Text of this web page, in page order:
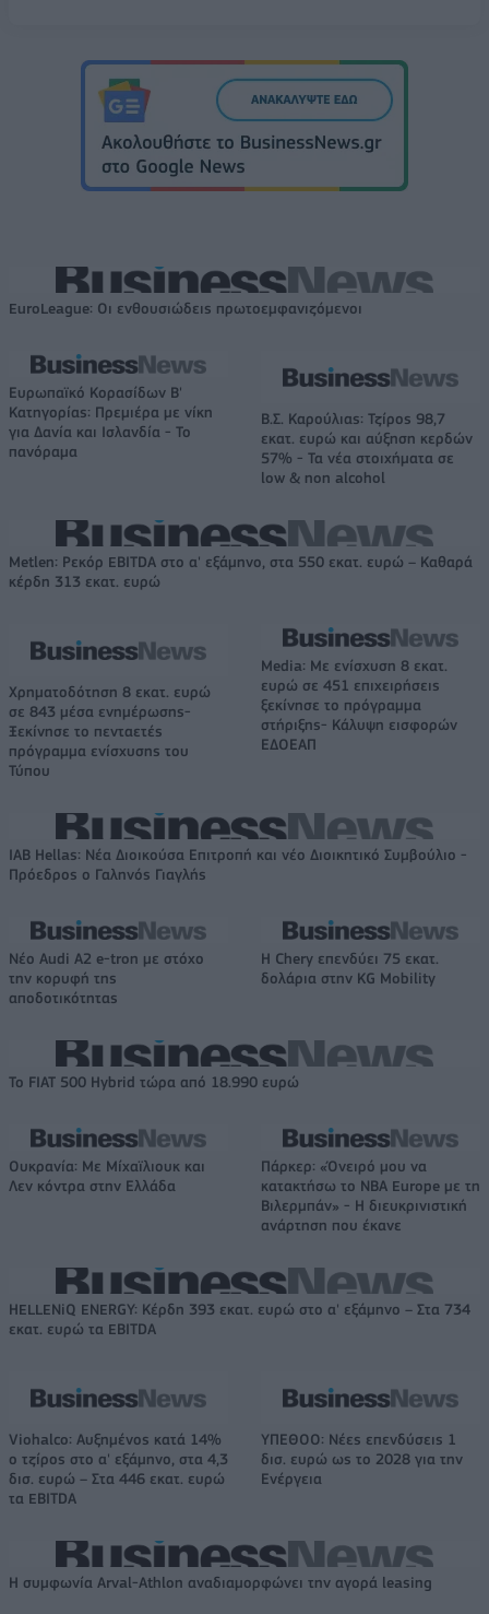
EuroLeague: Οι ενθουσιώδεις πρωτοεμφανιζόμενοι
Ευρωπαϊκό Κορασίδων Β'
Κατηγορίας: Πρεμιέρα με νίκη
για Δανία και Ισλανδία - Το
πανόραμα
Β.Σ. Καρούλιας: Τζίρος 98,7
εκατ. ευρώ και αύξηση κερδών
57% - Τα νέα στοιχήματα σε
low & non alcohol
Metlen: Ρεκόρ EBITDA στο α' εξάμηνο, στα 550 εκατ. ευρώ – Καθαρά
κέρδη 313 εκατ. ευρώ
Χρηματοδότηση 8 εκατ. ευρώ
σε 843 μέσα ενημέρωσης-
Ξεκίνησε το πενταετές
πρόγραμμα ενίσχυσης του
Τύπου
Media: Με ενίσχυση 8 εκατ.
ευρώ σε 451 επιχειρήσεις
ξεκίνησε το πρόγραμμα
στήριξης- Κάλυψη εισφορών
ΕΔΟΕΑΠ
IAB Hellas: Νέα Διοικούσα Επιτροπή και νέο Διοικητικό Συμβούλιο -
Πρόεδρος ο Γαληνός Γιαγλής
Νέο Audi A2 e-tron με στόχο
την κορυφή της
αποδοτικότητας
Η Chery επενδύει 75 εκατ.
δολάρια στην KG Mobility
Το FIAT 500 Hybrid τώρα από 18.990 ευρώ
Ουκρανία: Με Μίχαϊλιουκ και
Λεν κόντρα στην Ελλάδα
Πάρκερ: «Όνειρό μου να
κατακτήσω το ΝΒΑ Europe με τη
Βιλερμπάν» - Η διευκρινιστική
ανάρτηση που έκανε
HELLENiQ ENERGY: Κέρδη 393 εκατ. ευρώ στο α' εξάμηνο – Στα 734
εκατ. ευρώ τα EBITDA
Viohalco: Αυξημένος κατά 14%
ο τζίρος στο α' εξάμηνο, στα 4,3
δισ. ευρώ – Στα 446 εκατ. ευρώ
τα EBITDA
ΥΠΕΘΟΟ: Νέες επενδύσεις 1
δισ. ευρώ ως το 2028 για την
Ενέργεια
Η συμφωνία Arval-Athlon αναδιαμορφώνει την αγορά leasing